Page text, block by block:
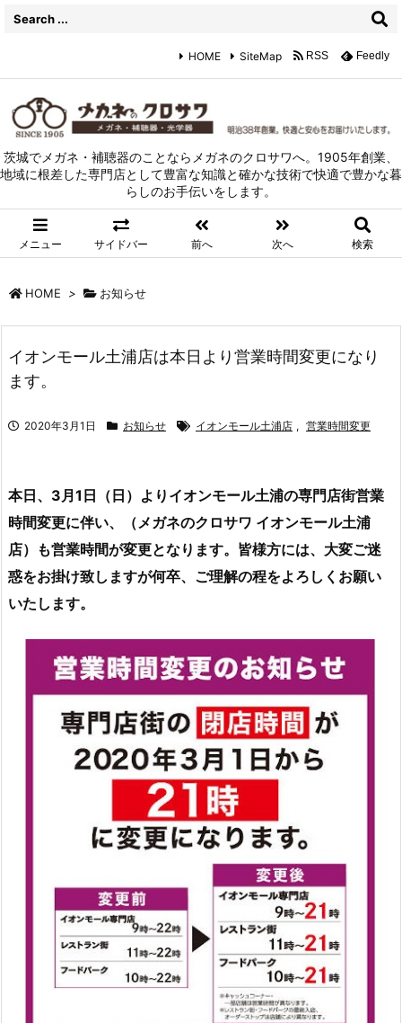
茨城でメガネ・補聴器のことならメガネのクロサワへ。1905年創業、
地域に根差した専門店として豊富な知識と確かな技術で快適で豊かな暮
らしのお手伝いをします。
メニュー サイドバー 前へ 次へ 検索
HOME SiteMap RSS Feedly
HOME > お知らせ
イオンモール土浦店は本日より営業時間変更になり
ます。
2020年3月1日 お知らせ イオンモール土浦店 , 営業時間変更
本日、3月1日（日）よりイオンモール土浦の専門店街営業
時間変更に伴い、（メガネのクロサワ イオンモール土浦
店）も営業時間が変更となります。皆様方には、大変ご迷
惑をお掛け致しますが何卒、ご理解の程をよろしくお願い
いたします。